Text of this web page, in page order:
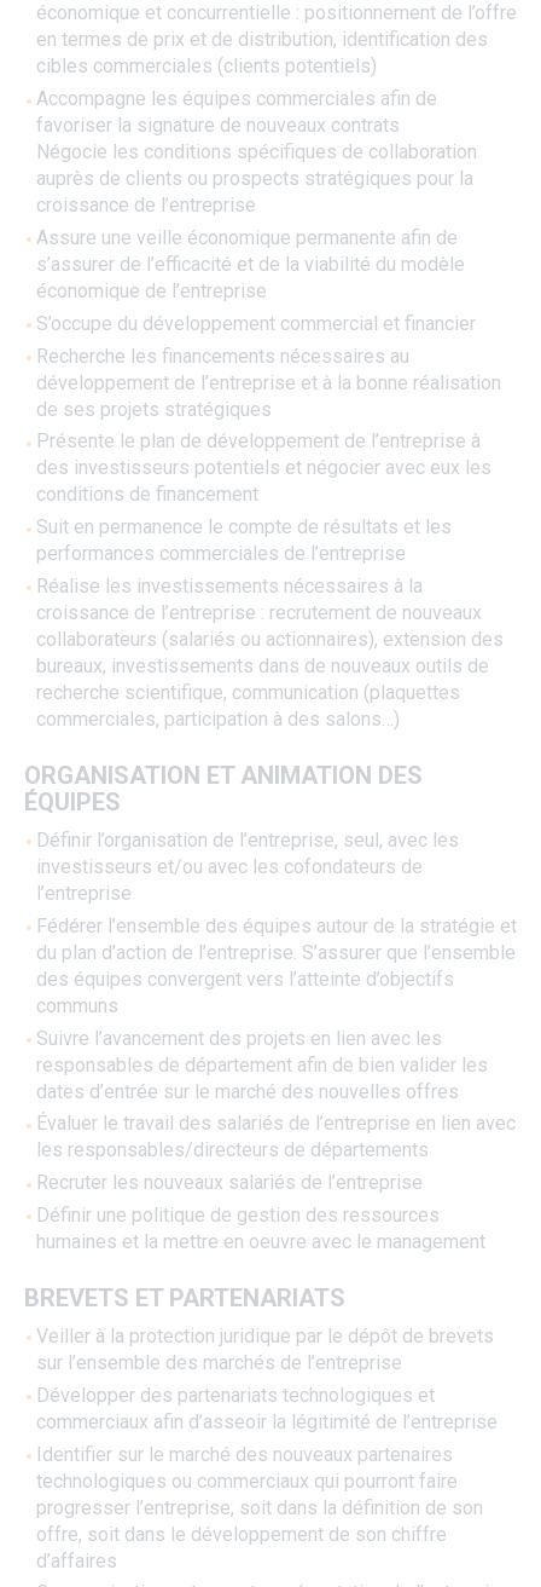
économique et concurrentielle : positionnement de l’offre
en termes de prix et de distribution, identification des
cibles commerciales (clients potentiels)
Accompagne les équipes commerciales afin de
favoriser la signature de nouveaux contrats
Négocie les conditions spécifiques de collaboration
auprès de clients ou prospects stratégiques pour la
croissance de l’entreprise
Assure une veille économique permanente afin de
s’assurer de l’efficacité et de la viabilité du modèle
économique de l’entreprise
S’occupe du développement commercial et financier
Recherche les financements nécessaires au
développement de l’entreprise et à la bonne réalisation
de ses projets stratégiques
Présente le plan de développement de l’entreprise à
des investisseurs potentiels et négocier avec eux les
conditions de financement
Suit en permanence le compte de résultats et les
performances commerciales de l’entreprise
Réalise les investissements nécessaires à la
croissance de l’entreprise : recrutement de nouveaux
collaborateurs (salariés ou actionnaires), extension des
bureaux, investissements dans de nouveaux outils de
recherche scientifique, communication (plaquettes
commerciales, participation à des salons…)
ORGANISATION ET ANIMATION DES
ÉQUIPES
Définir l’organisation de l’entreprise, seul, avec les
investisseurs et/ou avec les cofondateurs de
l’entreprise
Fédérer l’ensemble des équipes autour de la stratégie et
du plan d’action de l’entreprise. S’assurer que l’ensemble
des équipes convergent vers l’atteinte d’objectifs
communs
Suivre l’avancement des projets en lien avec les
responsables de département afin de bien valider les
dates d’entrée sur le marché des nouvelles offres
Évaluer le travail des salariés de l’entreprise en lien avec
les responsables/directeurs de départements
Recruter les nouveaux salariés de l’entreprise
Définir une politique de gestion des ressources
humaines et la mettre en oeuvre avec le management
BREVETS ET PARTENARIATS
Veiller à la protection juridique par le dépôt de brevets
sur l’ensemble des marchés de l’entreprise
Développer des partenariats technologiques et
commerciaux afin d’asseoir la légitimité de l’entreprise
Identifier sur le marché des nouveaux partenaires
technologiques ou commerciaux qui pourront faire
progresser l’entreprise, soit dans la définition de son
offre, soit dans le développement de son chiffre
d’affaires